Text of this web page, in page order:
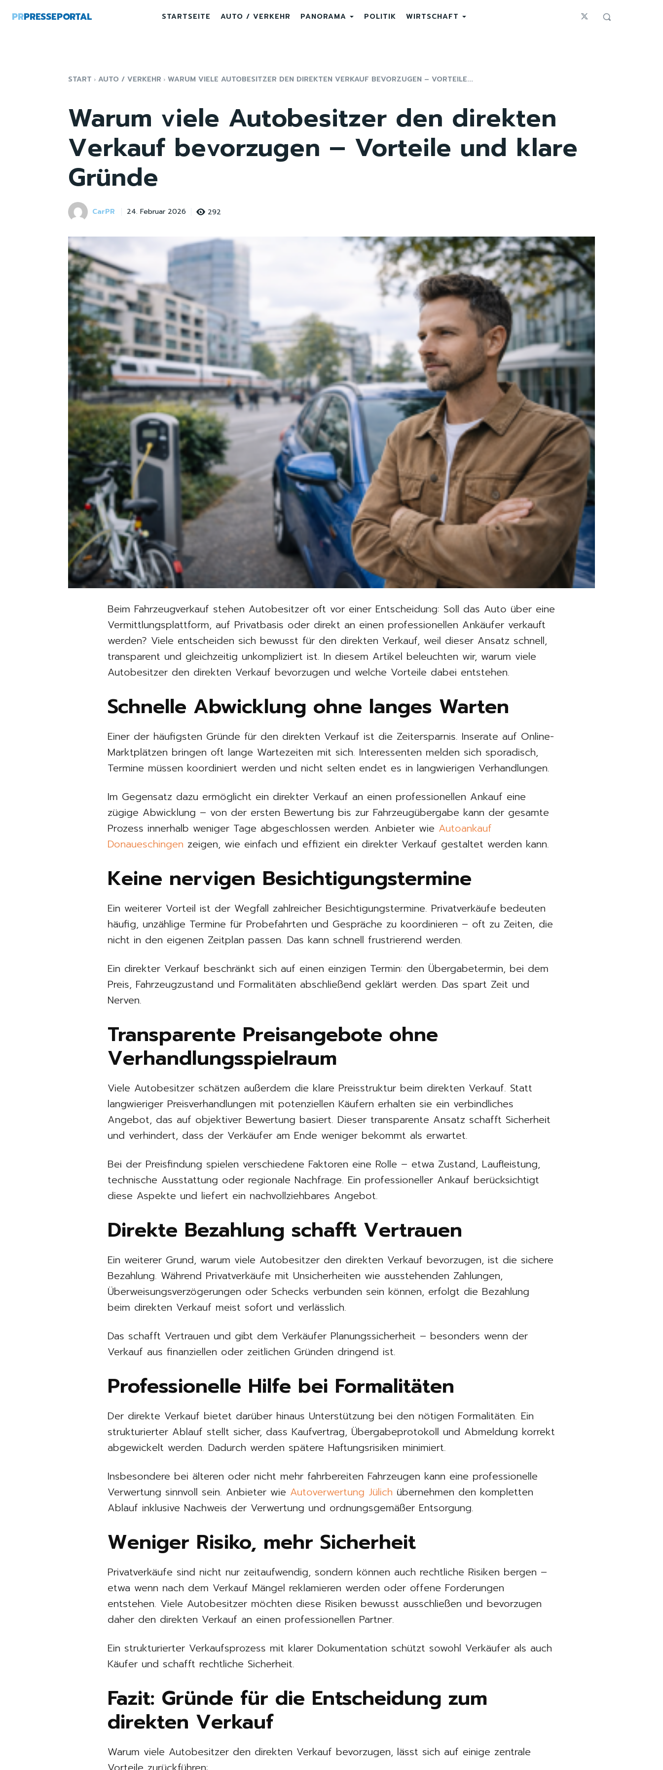
PRPRESSEPORTAL STARTSEITE AUTO / VERKEHR PANORAMA POLITIK WIRTSCHAFT
START AUTO / VERKEHR WARUM VIELE AUTOBESITZER DEN DIREKTEN VERKAUF BEVORZUGEN – VORTEILE...
Warum viele Autobesitzer den direkten
Verkauf bevorzugen – Vorteile und klare
Gründe
CarPR 24. Februar 2026 292
Beim Fahrzeugverkauf stehen Autobesitzer oft vor einer Entscheidung: Soll das Auto über eine
Vermittlungsplattform, auf Privatbasis oder direkt an einen professionellen Ankäufer verkauft
werden? Viele entscheiden sich bewusst für den direkten Verkauf, weil dieser Ansatz schnell,
transparent und gleichzeitig unkompliziert ist. In diesem Artikel beleuchten wir, warum viele
Autobesitzer den direkten Verkauf bevorzugen und welche Vorteile dabei entstehen.
Schnelle Abwicklung ohne langes Warten
Einer der häufigsten Gründe für den direkten Verkauf ist die Zeitersparnis. Inserate auf Online-
Marktplätzen bringen oft lange Wartezeiten mit sich. Interessenten melden sich sporadisch,
Termine müssen koordiniert werden und nicht selten endet es in langwierigen Verhandlungen.
Im Gegensatz dazu ermöglicht ein direkter Verkauf an einen professionellen Ankauf eine
zügige Abwicklung – von der ersten Bewertung bis zur Fahrzeugübergabe kann der gesamte
Prozess innerhalb weniger Tage abgeschlossen werden. Anbieter wie Autoankauf
Donaueschingen zeigen, wie einfach und effizient ein direkter Verkauf gestaltet werden kann.
Keine nervigen Besichtigungstermine
Ein weiterer Vorteil ist der Wegfall zahlreicher Besichtigungstermine. Privatverkäufe bedeuten
häufig, unzählige Termine für Probefahrten und Gespräche zu koordinieren – oft zu Zeiten, die
nicht in den eigenen Zeitplan passen. Das kann schnell frustrierend werden.
Ein direkter Verkauf beschränkt sich auf einen einzigen Termin: den Übergabetermin, bei dem
Preis, Fahrzeugzustand und Formalitäten abschließend geklärt werden. Das spart Zeit und
Nerven.
Transparente Preisangebote ohne
Verhandlungsspielraum
Viele Autobesitzer schätzen außerdem die klare Preisstruktur beim direkten Verkauf. Statt
langwieriger Preisverhandlungen mit potenziellen Käufern erhalten sie ein verbindliches
Angebot, das auf objektiver Bewertung basiert. Dieser transparente Ansatz schafft Sicherheit
und verhindert, dass der Verkäufer am Ende weniger bekommt als erwartet.
Bei der Preisfindung spielen verschiedene Faktoren eine Rolle – etwa Zustand, Laufleistung,
technische Ausstattung oder regionale Nachfrage. Ein professioneller Ankauf berücksichtigt
diese Aspekte und liefert ein nachvollziehbares Angebot.
Direkte Bezahlung schafft Vertrauen
Ein weiterer Grund, warum viele Autobesitzer den direkten Verkauf bevorzugen, ist die sichere
Bezahlung. Während Privatverkäufe mit Unsicherheiten wie ausstehenden Zahlungen,
Überweisungsverzögerungen oder Schecks verbunden sein können, erfolgt die Bezahlung
beim direkten Verkauf meist sofort und verlässlich.
Das schafft Vertrauen und gibt dem Verkäufer Planungssicherheit – besonders wenn der
Verkauf aus finanziellen oder zeitlichen Gründen dringend ist.
Professionelle Hilfe bei Formalitäten
Der direkte Verkauf bietet darüber hinaus Unterstützung bei den nötigen Formalitäten. Ein
strukturierter Ablauf stellt sicher, dass Kaufvertrag, Übergabeprotokoll und Abmeldung korrekt
abgewickelt werden. Dadurch werden spätere Haftungsrisiken minimiert.
Insbesondere bei älteren oder nicht mehr fahrbereiten Fahrzeugen kann eine professionelle
Verwertung sinnvoll sein. Anbieter wie Autoverwertung Jülich übernehmen den kompletten
Ablauf inklusive Nachweis der Verwertung und ordnungsgemäßer Entsorgung.
Weniger Risiko, mehr Sicherheit
Privatverkäufe sind nicht nur zeitaufwendig, sondern können auch rechtliche Risiken bergen –
etwa wenn nach dem Verkauf Mängel reklamieren werden oder offene Forderungen
entstehen. Viele Autobesitzer möchten diese Risiken bewusst ausschließen und bevorzugen
daher den direkten Verkauf an einen professionellen Partner.
Ein strukturierter Verkaufsprozess mit klarer Dokumentation schützt sowohl Verkäufer als auch
Käufer und schafft rechtliche Sicherheit.
Fazit: Gründe für die Entscheidung zum
direkten Verkauf
Warum viele Autobesitzer den direkten Verkauf bevorzugen, lässt sich auf einige zentrale